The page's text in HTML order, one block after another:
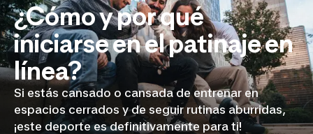
¿Cómo y por qué
iniciarse en el patinaje en
línea?
Si estás cansado o cansada de entrenar en
espacios cerrados y de seguir rutinas aburridas,
¡este deporte es definitivamente para ti!